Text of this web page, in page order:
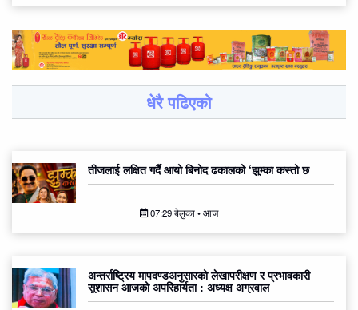
धेरै पढिएको
तीजलाई लक्षित गर्दै आयो बिनोद ढकालको ‘झुम्का कस्तो छ
07:29 बेलुका • आज
अन्तर्राष्ट्रिय मापदण्डअनुसारको लेखापरीक्षण र प्रभावकारी
सुशासन आजको अपरिहार्यता : अध्यक्ष अग्रवाल